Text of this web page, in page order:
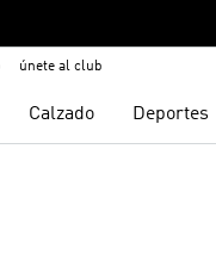
únete al club
Calzado Deportes